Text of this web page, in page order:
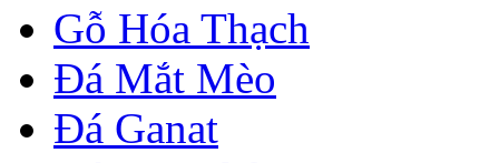
Gỗ Hóa Thạch
Đá Mắt Mèo
Đá Ganat